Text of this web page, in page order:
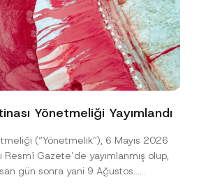
Yönetmeliği Yayımlandı
(“Yönetmelik”), 6 Mayıs 2026
Resmî Gazete’de yayımlanmış olup,
gün sonra yani 9 Ağustos...
*
*